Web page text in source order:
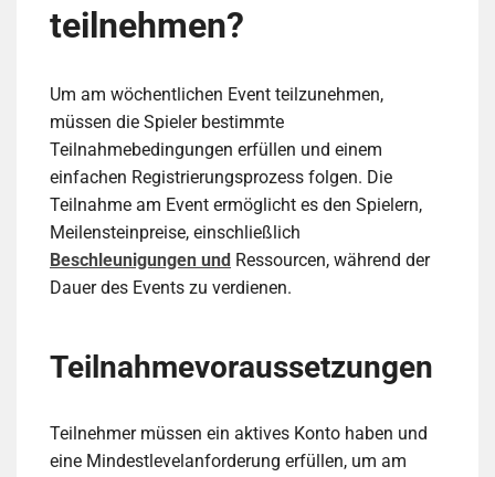
teilnehmen?
Um am wöchentlichen Event teilzunehmen,
müssen die Spieler bestimmte
Teilnahmebedingungen erfüllen und einem
einfachen Registrierungsprozess folgen. Die
Teilnahme am Event ermöglicht es den Spielern,
Meilensteinpreise, einschließlich
Beschleunigungen und Ressourcen, während der
Dauer des Events zu verdienen.
Teilnahmevoraussetzungen
Teilnehmer müssen ein aktives Konto haben und
eine Mindestlevelanforderung erfüllen, um am